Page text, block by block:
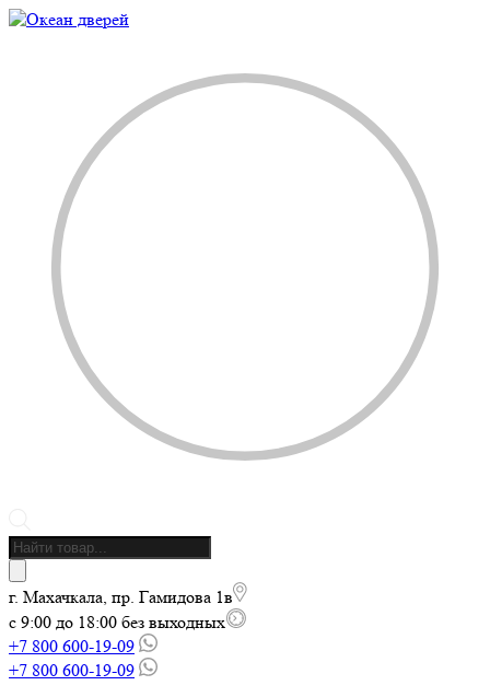
Поиск
товаров
г. Махачкала, пр. Гамидова 1в
с 9:00 до 18:00 без выходных
+7 800 600-19-09
+7 800 600-19-09